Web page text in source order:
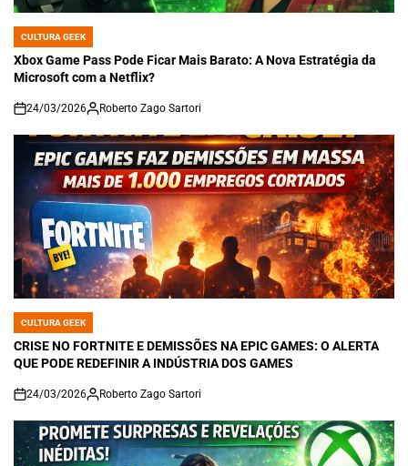
POSTED
IN
CULTURA GEEK
Xbox Game Pass Pode Ficar Mais Barato: A Nova Estratégia da
Microsoft com a Netflix?
on
24/03/2026 Roberto Zago Sartori
POSTED
IN
CULTURA GEEK
CRISE NO FORTNITE E DEMISSÕES NA EPIC GAMES: O ALERTA
QUE PODE REDEFINIR A INDÚSTRIA DOS GAMES
on
24/03/2026 Roberto Zago Sartori